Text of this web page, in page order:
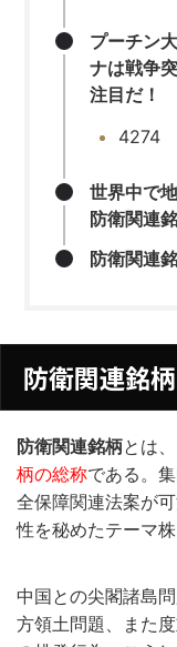
プーチン
ナは戦争
注目だ！
4274
世界中で
防衛関連
防衛関連
防衛関連銘
防衛関連銘柄とは
柄の総称である。
全保障関連法案が
性を秘めたテーマ株
中国との尖閣諸島
方領土問題、また